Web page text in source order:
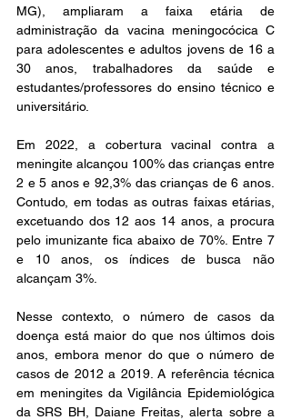
MG), ampliaram a faixa etária de
administração da vacina meningocócica C
para adolescentes e adultos jovens de 16 a
30 anos, trabalhadores da saúde e
estudantes/professores do ensino técnico e
universitário.
Em 2022, a cobertura vacinal contra a
meningite alcançou 100% das crianças entre
2 e 5 anos e 92,3% das crianças de 6 anos.
Contudo, em todas as outras faixas etárias,
excetuando dos 12 aos 14 anos, a procura
pelo imunizante fica abaixo de 70%. Entre 7
e 10 anos, os índices de busca não
alcançam 3%.
Nesse contexto, o número de casos da
doença está maior do que nos últimos dois
anos, embora menor do que o número de
casos de 2012 a 2019. A referência técnica
em meningites da Vigilância Epidemiológica
da SRS BH, Daiane Freitas, alerta sobre a